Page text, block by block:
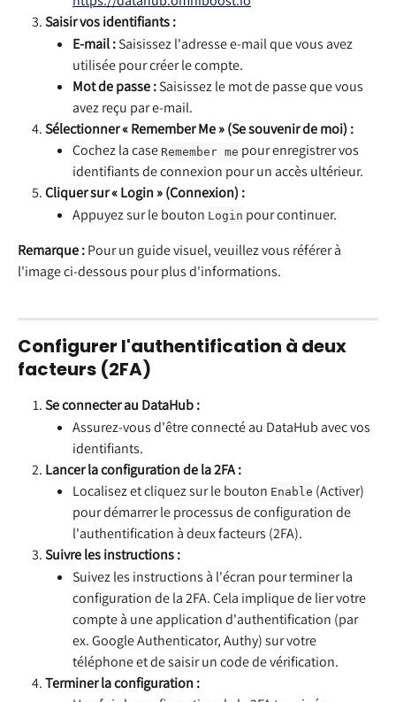
Saisir vos identifiants :
E-mail : Saisissez l'adresse e-mail que vous avez
utilisée pour créer le compte.
Mot de passe : Saisissez le mot de passe que vous
avez reçu par e-mail.
Sélectionner « Remember Me » (Se souvenir de moi) :
Cochez la case Remember me pour enregistrer vos
identifiants de connexion pour un accès ultérieur.
Cliquer sur « Login » (Connexion) :
Appuyez sur le bouton Login pour continuer.
Remarque : Pour un guide visuel, veuillez vous référer à
l'image ci-dessous pour plus d'informations.
Configurer l'authentification à deux
facteurs (2FA)
Se connecter au DataHub :
Assurez-vous d'être connecté au DataHub avec vos
identifiants.
Lancer la configuration de la 2FA :
Localisez et cliquez sur le bouton Enable (Activer)
pour démarrer le processus de configuration de
l'authentification à deux facteurs (2FA).
Suivre les instructions :
Suivez les instructions à l'écran pour terminer la
configuration de la 2FA. Cela implique de lier votre
compte à une application d'authentification (par
ex. Google Authenticator, Authy) sur votre
téléphone et de saisir un code de vérification.
Terminer la configuration :